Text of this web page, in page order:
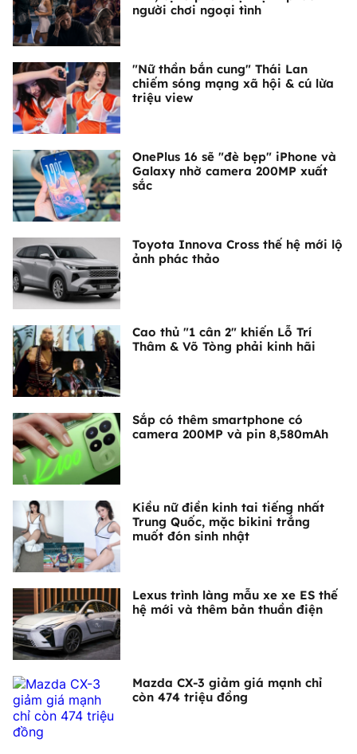
người chơi ngoại tình
"Nữ thần bắn cung" Thái Lan
chiếm sóng mạng xã hội & cú lừa
triệu view
OnePlus 16 sẽ "đè bẹp" iPhone và
Galaxy nhờ camera 200MP xuất
sắc
Toyota Innova Cross thế hệ mới lộ
ảnh phác thảo
Cao thủ "1 cân 2" khiến Lỗ Trí
Thâm & Võ Tòng phải kinh hãi
Sắp có thêm smartphone có
camera 200MP và pin 8,580mAh
Kiều nữ điền kinh tai tiếng nhất
Trung Quốc, mặc bikini trắng
muốt đón sinh nhật
Lexus trình làng mẫu xe xe ES thế
hệ mới và thêm bản thuần điện
Mazda CX-3 giảm giá mạnh chỉ
còn 474 triệu đồng